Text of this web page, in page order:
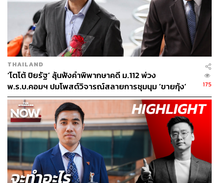
THAILAND
‘โตโต้ ปิยรัฐ’ ลุ้นฟังคำพิพากษาคดี ม.112 พ่วง
พ.ร.บ.คอมฯ ปมโพสต์วิจารณ์สลายการชุมนุม ‘ขายกุ้ง’
175